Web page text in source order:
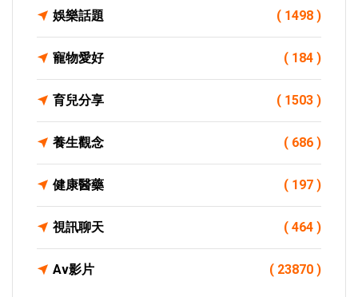
娛樂話題 ( 1498 )
寵物愛好 ( 184 )
育兒分享 ( 1503 )
養生觀念 ( 686 )
健康醫藥 ( 197 )
視訊聊天 ( 464 )
Av影片 ( 23870 )